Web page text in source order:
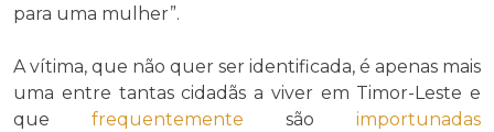
para uma mulher”.
A vítima, que não quer ser identificada, é apenas mais
uma entre tantas cidadãs a viver em Timor-Leste e
que frequentemente são importunadas